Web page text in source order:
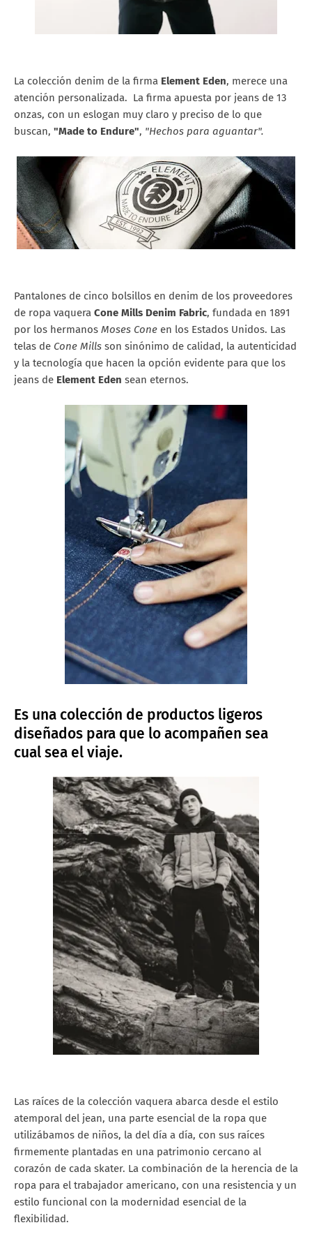
La colección denim de la firma Element Eden, merece una
atención personalizada. La firma apuesta por jeans de 13
onzas, con un eslogan muy claro y preciso de lo que
buscan, "Made to Endure", "Hechos para aguantar".
Pantalones de cinco bolsillos en denim de los proveedores
de ropa vaquera Cone Mills Denim Fabric, fundada en 1891
por los hermanos Moses Cone en los Estados Unidos. Las
telas de Cone Mills son sinónimo de calidad, la autenticidad
y la tecnología que hacen la opción evidente para que los
jeans de Element Eden sean eternos.
Es una colección de productos ligeros
diseñados para que lo acompañen sea
cual sea el viaje.
Las raíces de la colección vaquera abarca desde el estilo
atemporal del jean, una parte esencial de la ropa que
utilizábamos de niños, la del día a día, con sus raíces
firmemente plantadas en una patrimonio cercano al
corazón de cada skater. La combinación de la herencia de la
ropa para el trabajador americano, con una resistencia y un
estilo funcional con la modernidad esencial de la
flexibilidad.